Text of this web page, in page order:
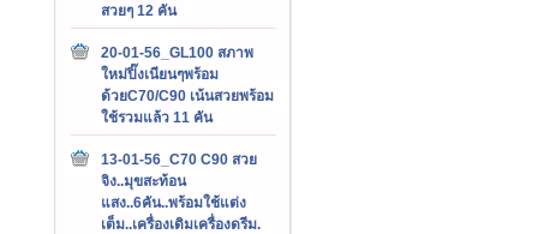
สวยๆ 12 คัน
20-01-56_GL100 สภาพ
ใหม่ปิ๊งเนียนๆพร้อม
ด้วยC70/C90 เน้นสวยพร้อม
ใช้รวมแล้ว 11 คัน
13-01-56_C70 C90 สวย
จิง..มุขสะท้อน
แสง..6คัน..พร้อมใช้แต่ง
เต็ม..เครื่องเดิมเครื่องดรีม.